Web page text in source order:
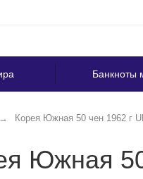
Банкноты
Корея Южная 50 чен 1962 г
Южная